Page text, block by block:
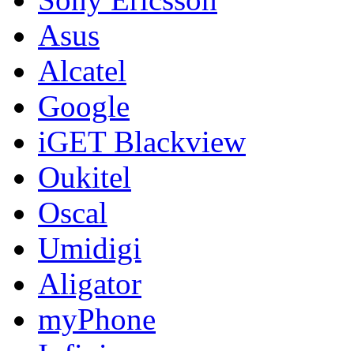
Asus
Alcatel
Google
iGET Blackview
Oukitel
Oscal
Umidigi
Aligator
myPhone